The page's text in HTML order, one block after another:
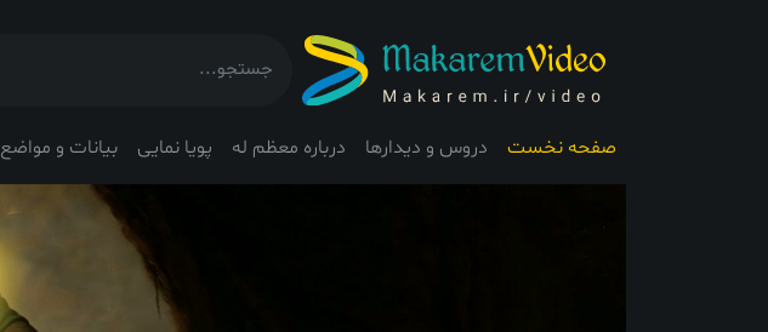
صفحه نخست دروس و دیدارها درباره معظم له پویا نمایی بیانات و مواضع